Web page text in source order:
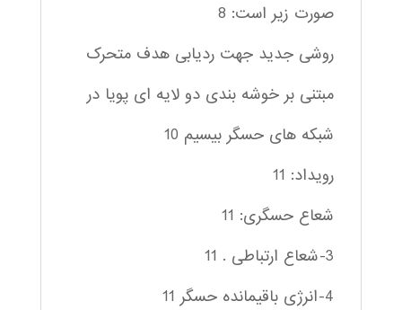
صورت زیر است: 8
روشی جدید جهت ردیابی هدف متحرک
مبتنی بر خوشه بندی دو لایه ای پویا در
شبکه های حسگر بیسیم 10
رویداد: 11
شعاع حسگری: 11
3-شعاع ارتباطی . 11
4-انرژی باقیمانده حسگر 11